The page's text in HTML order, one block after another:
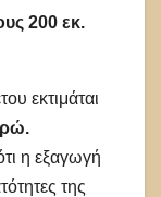
200 εκ.
εκτιμάται
η εξαγωγή
της